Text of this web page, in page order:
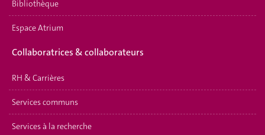
Bibliothèque
Espace Atrium
Collaboratrices & collaborateurs
RH & Carrières
Services communs
Services à la recherche